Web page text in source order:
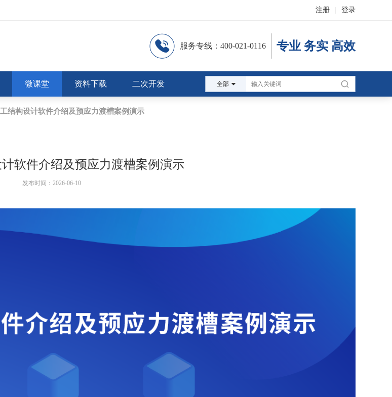
注册 登录
服务专线：400-021-0116 专业 务实 高效
微课堂 资料下载 二次开发 全部
结构设计软件介绍及预应力渡槽案例演示
软件介绍及预应力渡槽案例演示
发布时间：2026-06-10